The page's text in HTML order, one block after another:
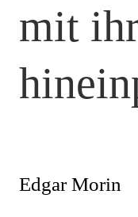
mit
Edgar Morin